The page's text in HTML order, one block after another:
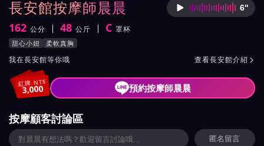
長安館按摩師晨晨 按摩師
6"
身高
162 公分
體重 48 公斤
罩杯 C 罩杯
按摩師晨晨服務風格與特色
甜心小妞 柔軟真胸
按摩師晨晨所屬按摩會館介紹與班表
我在長安館等你哦 查看長安館介紹 
紅牌 NT$
3,000 預約按摩師晨晨
按摩顧客討論區
匿名留言